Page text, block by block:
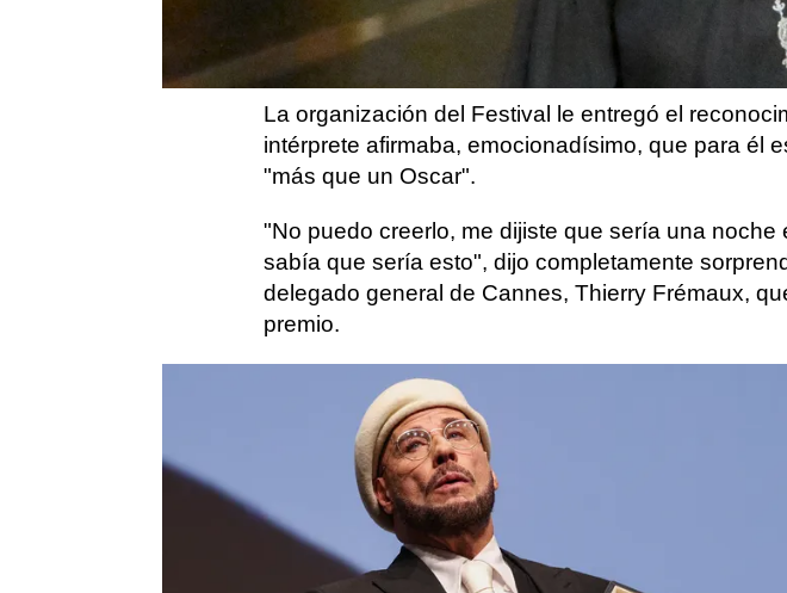
este viernes 15 de mayo con la
Palma de Oro
estreno de su ópera prima como director,
Ven a
La organización del Festival le entregó el
intérprete afirmaba, emocionadísimo, que para él
"más que un Oscar".
"No puedo creerlo, me dijiste que sería una noche
sabía que sería esto", dijo completamente
delegado general de Cannes, Thierry Frémaux,
premio.